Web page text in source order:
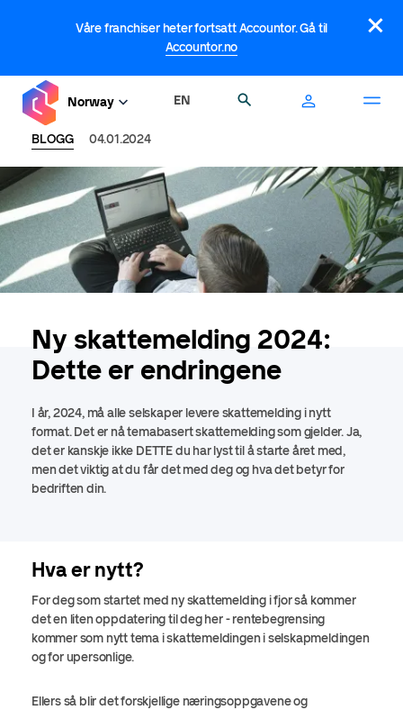
Våre franchiser heter fortsatt Accountor. Gå til
Accountor.no
×
Norway EN
BLOGG 04.01.2024
Ny skattemelding 2024:
Dette er endringene
I år, 2024, må alle selskaper levere skattemelding i nytt
format. Det er nå temabasert skattemelding som gjelder. Ja,
det er kanskje ikke DETTE du har lyst til å starte året med,
men det viktig at du får det med deg og hva det betyr for
bedriften din.
Hva er nytt?
For deg som startet med ny skattemelding i fjor så kommer
det en liten oppdatering til deg her - rentebegrensing
kommer som nytt tema i skattemeldingen i selskapmeldingen
og for upersonlige.
Ellers så blir det forskjellige næringsoppgavene og